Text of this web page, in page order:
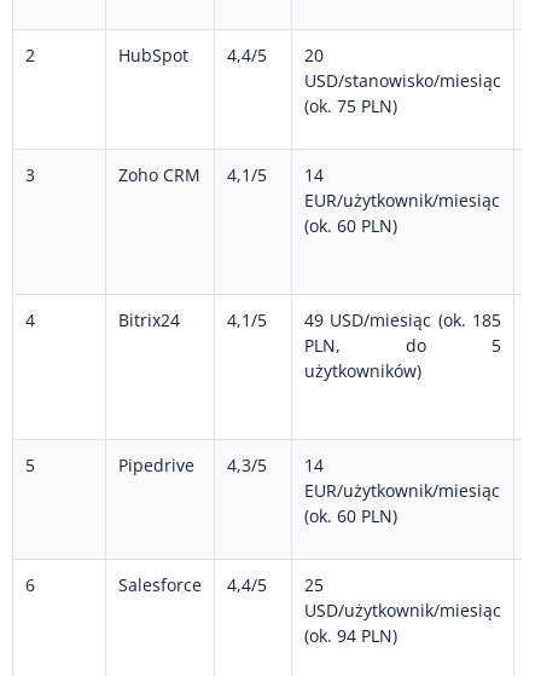
2 HubSpot 4,4/5
20
USD/stanowisko/miesiąc
(ok. 75 PLN)
3 Zoho CRM 4,1/5
14
EUR/użytkownik/miesiąc
(ok. 60 PLN)
4 Bitrix24 4,1/5
49 USD/miesiąc (ok. 185
PLN, do 5
użytkowników)
5 Pipedrive 4,3/5
14
EUR/użytkownik/miesiąc
(ok. 60 PLN)
6 Salesforce 4,4/5
25
USD/użytkownik/miesiąc
(ok. 94 PLN)